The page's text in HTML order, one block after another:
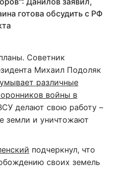
готова обсудить с РФ
Советник
Михаил Подоляк
различные
войны в
делают свою работу –
земли и уничтожают
подчеркнул, что
своих земель